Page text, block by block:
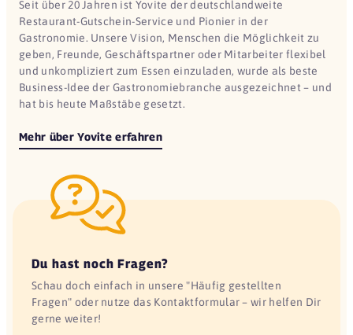
Seit über 20 Jahren ist Yovite der deutschlandweite
Restaurant-Gutschein-Service und Pionier in der
Gastronomie. Unsere Vision, Menschen die Möglichkeit zu
geben, Freunde, Geschäftspartner oder Mitarbeiter flexibel
und unkompliziert zum Essen einzuladen, wurde als beste
Business-Idee der Gastronomiebranche ausgezeichnet – und
hat bis heute Maßstäbe gesetzt.
Mehr über Yovite erfahren
Du hast noch Fragen?
Schau doch einfach in unsere "Häufig gestellten
Fragen" oder nutze das Kontaktformular – wir helfen Dir
gerne weiter!